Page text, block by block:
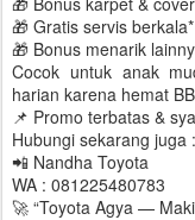
🎁 Gratis servis berkala*
🎁 Bonus menarik
Cocok untuk anak
harian karena hemat
📌 Promo terbatas &
Hubungi sekarang juga :
📲 Nandha Toyota
WA : 081225480783
🚀 “Toyota Agya —